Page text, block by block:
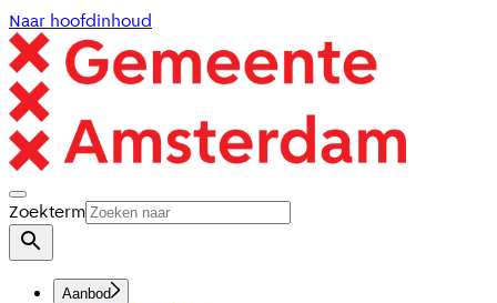
Naar hoofdinhoud
Zoekterm
Aanbod